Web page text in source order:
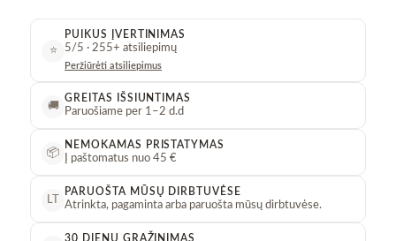
papildymai
⭐
PUIKUS ĮVERTINIMAS
5/5 · 255+ atsiliepimų
Peržiūrėti atsiliepimus
🚚
GREITAS IŠSIUNTIMAS
Paruošiame per 1–2 d.d
📦
NEMOKAMAS PRISTATYMAS
Į paštomatus nuo 45 €
LT
PARUOŠTA MŪSŲ DIRBTUVĖSE
Atrinkta, pagaminta arba paruošta mūsų dirbtuvėse.
30 DIENŲ GRĄŽINIMAS